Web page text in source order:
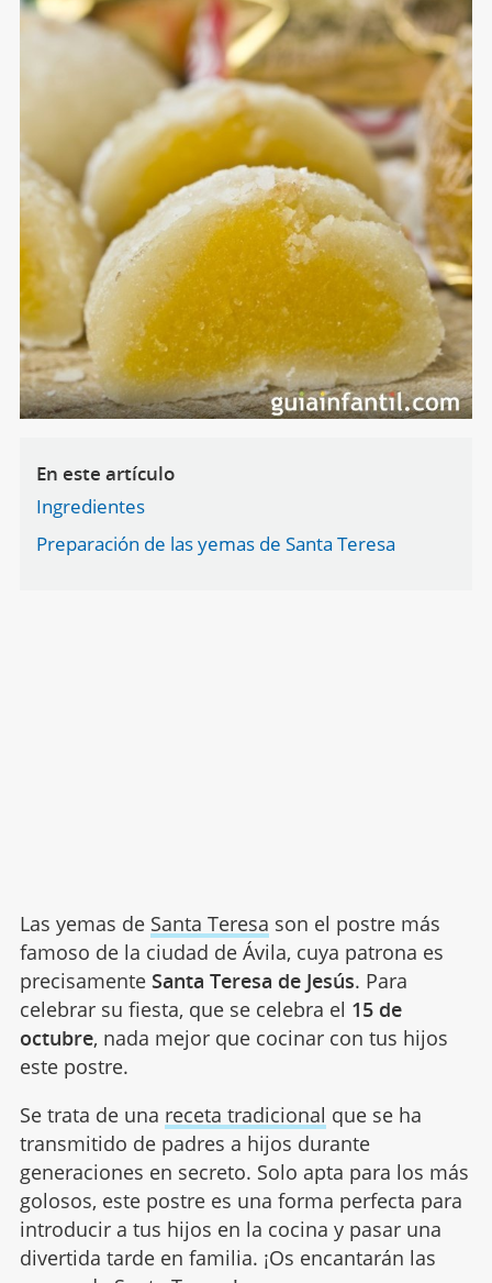
En este artículo
Ingredientes
Preparación de las yemas de Santa Teresa
Las yemas de Santa Teresa son el postre más
famoso de la ciudad de Ávila, cuya patrona es
precisamente Santa Teresa de Jesús. Para
celebrar su fiesta, que se celebra el 15 de
octubre, nada mejor que cocinar con tus hijos
este postre.
Se trata de una receta tradicional que se ha
transmitido de padres a hijos durante
generaciones en secreto. Solo apta para los más
golosos, este postre es una forma perfecta para
introducir a tus hijos en la cocina y pasar una
divertida tarde en familia. ¡Os encantarán las